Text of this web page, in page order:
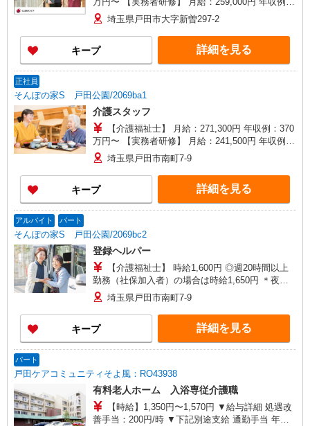
348万円〜 【初任者研修・無資格】 月給：
250,200円 年収例：337万円〜 ※職務手当、働き
がい向上手当、日祝手当（月平均2回分）、深夜勤
手当（月平均7回分）等、毎月平均的に支払われる
手当を含みます。 ※介護福祉士のみ、特別職務手
分〜） ◎賞与 基本給2.08ヶ月分/年支給
埼玉県戸田市大字新曽297-2
キープ 詳細を見る
正社員
そんぽの家S 戸田公園/2069ba1
介護スタッフ
【介護福祉士】 月給：271,300円 年収例：370
万円〜 【実務者研修】 月給：241,500円 年収例：
330万円〜 【初任者研修】 月給：232,700円 年収
例：320万円〜 ※職務手当、働きがい向上手当、
日祝手当（月平均2回分）、夜勤手当（月平均5回
分）等、毎月平均的に支払われる手当を含みま
す。 ※介護福祉士のみ、特別職務手当も含む ◎残
与 基本給2.08ヶ月分/年支給
埼玉県戸田市南町7-9
キープ 詳細を見る
アルバイト パート
そんぽの家S 戸田公園/2069bc2
登録ヘルパー
【介護福祉士】 時給1,600円 ◎週20時間以上
勤務（社保加入者）の場合は時給1,650円 ＊夜間
（18:00〜）：時給2,000円〜 ＊日曜祝日：時給
1,900円〜 【実務者研修・初任者研修（ヘルパー1
級・2級）】 時給1,520円 ◎週20時間以上勤務
（社保加入者）の場合は時給1,570円 ＊夜間
（18:00〜）：時給1,900円〜 ＊日曜祝日：時給
ンセル手当：職務時給の60％支給
埼玉県戸田市南町7-9
キープ 詳細を見る
パート
戸田ケアコミュニティそよ風：RO43938
有料老人ホーム 入浴専従介護職
【時給】1,350円〜1,570円 ▼給与詳細 処遇改
善手当：200円/時 ▼下記別途支給 通勤手当 年末